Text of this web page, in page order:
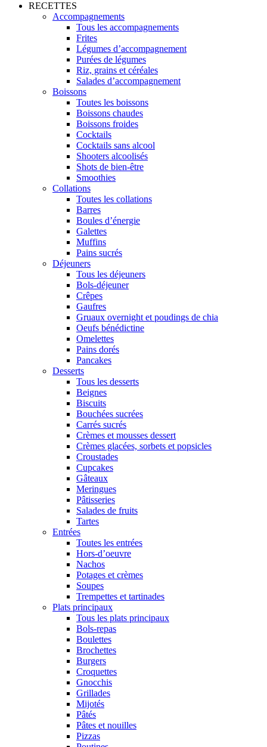
RECETTES
Accompagnements
Tous les accompagnements
Frites
Légumes d’accompagnement
Purées de légumes
Riz, grains et céréales
Salades d’accompagnement
Boissons
Toutes les boissons
Boissons chaudes
Boissons froides
Cocktails
Cocktails sans alcool
Shooters alcoolisés
Shots de bien-être
Smoothies
Collations
Toutes les collations
Barres
Boules d’énergie
Galettes
Muffins
Pains sucrés
Déjeuners
Tous les déjeuners
Bols-déjeuner
Crêpes
Gaufres
Gruaux overnight et poudings de chia
Oeufs bénédictine
Omelettes
Pains dorés
Pancakes
Desserts
Tous les desserts
Beignes
Biscuits
Bouchées sucrées
Carrés sucrés
Crèmes et mousses dessert
Crèmes glacées, sorbets et popsicles
Croustades
Cupcakes
Gâteaux
Meringues
Pâtisseries
Salades de fruits
Tartes
Entrées
Toutes les entrées
Hors-d’oeuvre
Nachos
Potages et crèmes
Soupes
Trempettes et tartinades
Plats principaux
Tous les plats principaux
Bols-repas
Boulettes
Brochettes
Burgers
Croquettes
Gnocchis
Grillades
Mijotés
Pâtés
Pâtes et nouilles
Pizzas